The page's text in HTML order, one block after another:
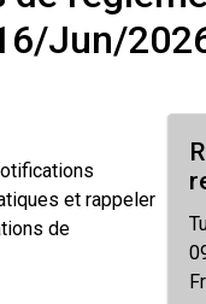
Jun/
et rappeler
de